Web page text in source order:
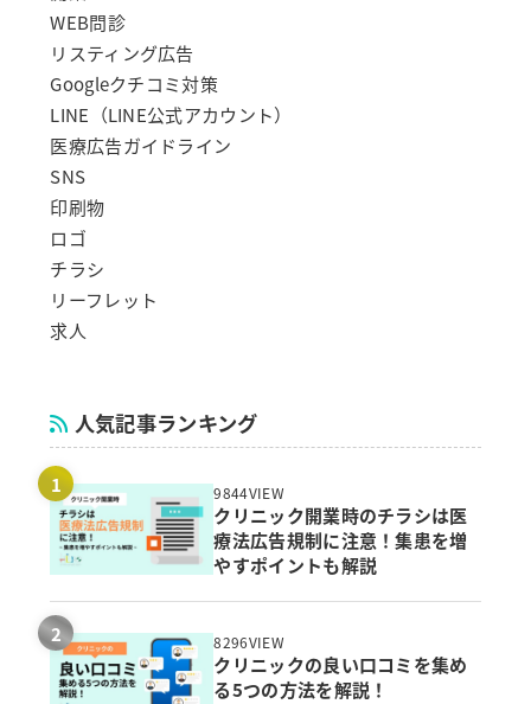
WEB問診
リスティング広告
Googleクチコミ対策
LINE（LINE公式アカウント）
医療広告ガイドライン
SNS
印刷物
ロゴ
チラシ
リーフレット
求人
人気記事ランキング
9844VIEW
クリニック開業時のチラシは医
療法広告規制に注意！集患を増
やすポイントも解説
8296VIEW
クリニックの良い口コミを集め
る5つの方法を解説！